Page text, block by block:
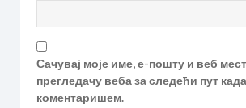
Сачувај моје име, е-пошту и веб
прегледачу веба за следећи пут када
коментаришем.